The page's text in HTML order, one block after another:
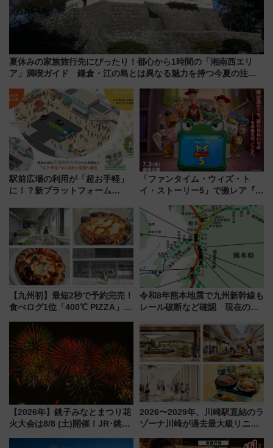
夏休みの家族旅行先にぴったり！都心から1時間の「湘南西エリ
ア」満喫ガイド 鎌倉・江の島とは異なる魅力を持つ今夏の注目
駅前広場の利用が「超お手軽」
に！？新プラットフォーム
マホで簡単申請 物販や演奏会な
どに【JR東日本】
「ファンタイム・ウィズ・ト
イ・ストーリー5」で激レア『ロ
デコレーションも徹底解説
【九州初】最短2秒で予約完売！
食べログ1位「400℃ PIZZA」が
プン。もつ鍋風など限定メニュ
ーも
令和8年熊本地震で九州新幹線も
レール破断など確認 現在の運
響
【2026年】銚子みなとまつり花
火大会は8/8 (土)開催！JR･銚子
2026〜2029年、川崎駅直結のラ
ゾーナ川崎が過去最大級リニュ